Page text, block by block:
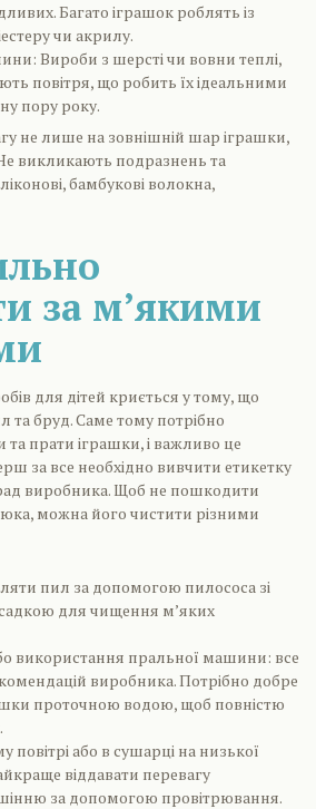
Багато іграшок роблять із
чи акрилу.
Вироби з шерсті чи вовни теплі,
повітря, що робить їх ідеальними
пору року.
не лише на зовнішній шар іграшки,
викликають подразнень та
бамбукові волокна,
за м’якими
для дітей криється у тому, що
та бруд. Саме тому потрібно
прати іграшки, і важливо це
за все необхідно вивчити етикетку
виробника. Щоб не пошкодити
можна його чистити різними
пил за допомогою пилососа зі
для чищення м’яких
використання пральної машини: все
виробника. Потрібно добре
проточною водою, щоб повністю
повітрі або в сушарці на низької
віддавати перевагу
за допомогою провітрювання.